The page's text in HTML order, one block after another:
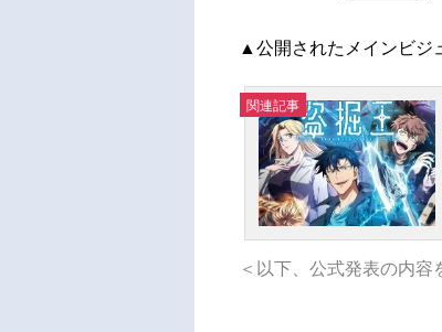
▲公開されたメインビジ
関連記事
＜以下、公式発表の内容